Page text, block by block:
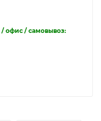
/ офис / самовывоз: